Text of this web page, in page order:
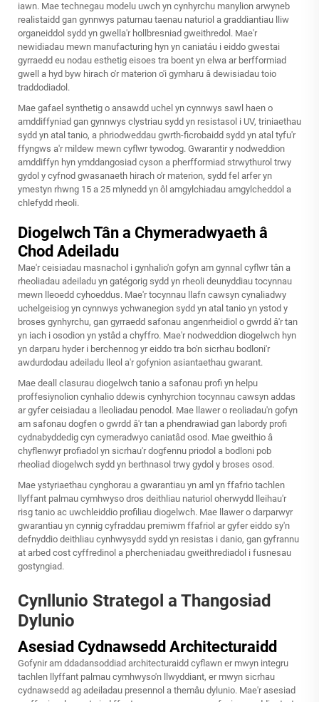
iawn. Mae technegau modelu uwch yn cynhyrchu manylion arwyneb
realistaidd gan gynnwys paturnau taenau naturiol a graddiantiau lliw
organeiddol sydd yn gwella'r hollbresniad gweithredol. Mae'r
newidiadau mewn manufacturing hyn yn caniatáu i eiddo gwestai
gyrraedd eu nodau esthetig eisoes tra boent yn elwa ar berfformiad
gwell a hyd byw hirach o'r materion o'i gymharu â dewisiadau toio
traddodiadol.
Mae gafael synthetig o ansawdd uchel yn cynnwys sawl haen o
amddiffyniad gan gynnwys clystriau sydd yn resistasol i UV, triniaethau
sydd yn atal tanio, a phriodweddau gwrth-ficrobaidd sydd yn atal tyfu'r
ffyngws a'r mildew mewn cyflwr tywodog. Gwarantir y nodweddion
amddiffyn hyn ymddangosiad cyson a pherfformiad strwythurol trwy
gydol y cyfnod gwasanaeth hirach o'r materion, sydd fel arfer yn
ymestyn rhwng 15 a 25 mlynedd yn ôl amgylchiadau amgylcheddol a
chlefydd rheoli.
Diogelwch Tân a Chymeradwyaeth â
Chod Adeiladu
Mae'r ceisiadau masnachol i gynhalio'n gofyn am gynnal cyflwr tân a
rheoliadau adeiladu yn gatégorig sydd yn rheoli deunyddiau tocynnau
mewn lleoedd cyhoeddus. Mae'r tocynnau llafn cawsyn cynaliadwy
uchelgeisiog yn cynnwys ychwanegion sydd yn atal tanio yn ystod y
broses gynhyrchu, gan gyrraedd safonau angenrheidiol o gwrdd â'r tan
yn iach i osodion yn ystâd a chyffro. Mae'r nodweddion diogelwch hyn
yn darparu hyder i berchennog yr eiddo tra bo'n sicrhau bodloni'r
awdurdodau adeiladu lleol a'r gofynion asiantaethau gwarant.
Mae deall clasurau diogelwch tanio a safonau profi yn helpu
proffesiynolion cynhalio ddewis cynhyrchion tocynnau cawsyn addas
ar gyfer ceisiadau a lleoliadau penodol. Mae llawer o reoliadau'n gofyn
am safonau dogfen o gwrdd â'r tan a phendrawiad gan labordy profi
cydnabyddedig cyn cymeradwyo caniatâd osod. Mae gweithio â
chyflenwyr profiadol yn sicrhau'r dogfennu priodol a bodloni pob
rheoliad diogelwch sydd yn berthnasol trwy gydol y broses osod.
Mae ystyriaethau cynghorau a gwarantiau yn aml yn ffafrio tachlen
llyffant palmau cymhwyso dros deithliau naturiol oherwydd lleihau'r
risg tanio ac uwchleiddio profiliau diogelwch. Mae llawer o darparwyr
gwarantiau yn cynnig cyfraddau premiwm ffafriol ar gyfer eiddo sy'n
defnyddio deithliau cynhwysydd sydd yn resistas i danio, gan gyfrannu
at arbed cost cyffredinol a phercheniadau gweithrediadol i fusnesau
gostyngiad.
Cynllunio Strategol a Thangosiad
Dylunio
Asesiad Cydnawsedd Architecturaidd
Gofynir am ddadansoddiad architecturaidd cyflawn er mwyn integru
tachlen llyffant palmau cymhwyso'n llwyddiant, er mwyn sicrhau
cydnawsedd ag adeiladau presennol a themâu dylunio. Mae'r asesiad